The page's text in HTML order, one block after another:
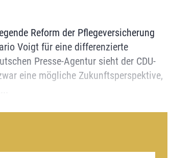
Reform der Pflegeversicherung
Voigt für eine differenzierte
Presse-Agentur sieht der CDU-
eine mögliche Zukunftsperspektive,